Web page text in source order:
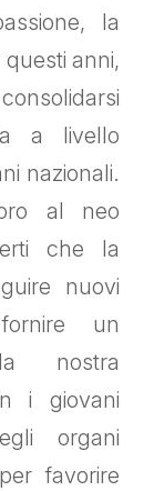
la
questi anni,
a livello
nazionali.
al neo
che la
nuovi
un
nostra
i giovani
organi
favorire